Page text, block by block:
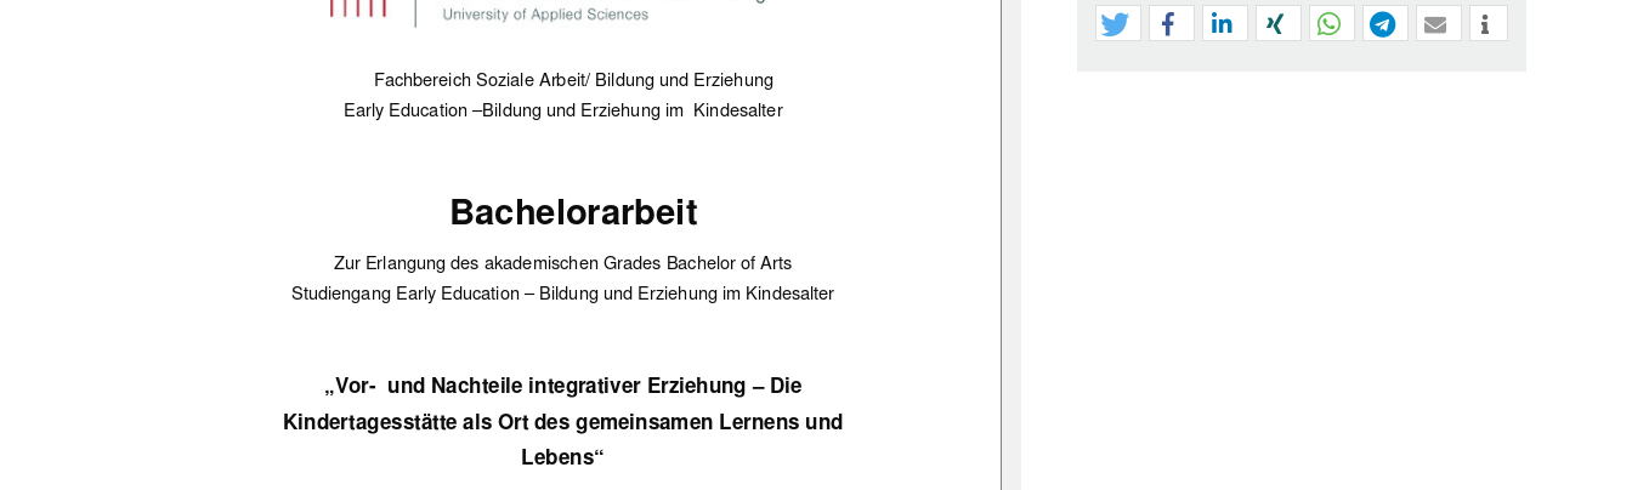
Fachbereich Soziale Arbeit/ Bildung und Erziehung
Early Education –Bildung und Erziehung im  Kindesalter
Bachelorarbeit
Zur Erlangung des akademischen Grades Bachelor of Arts
Studiengang Early Education – Bildung und Erziehung im Kindesalter
„Vor-  und Nachteile integrativer Erziehung – Die
Kindertagesstätte als Ort des gemeinsamen Lernens und
Lebens“